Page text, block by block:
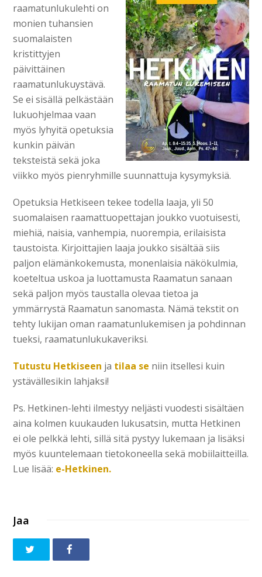
raamatunlukulehti on
monien tuhansien
suomalaisten
kristittyjen
päivittäinen
raamatunlukuystävä.
Se ei sisällä pelkästään
lukuohjelmaa vaan
myös lyhyitä opetuksia
kunkin päivän
teksteistä sekä joka
viikko myös pienryhmille suunnattuja kysymyksiä.
Opetuksia Hetkiseen tekee todella laaja, yli 50
suomalaisen raamattuopettajan joukko vuotuisesti,
miehiä, naisia, vanhempia, nuorempia, erilaisista
taustoista. Kirjoittajien laaja joukko sisältää siis
paljon elämänkokemusta, monenlaisia näkökulmia,
koeteltua uskoa ja luottamusta Raamatun sanaan
sekä paljon myös taustalla olevaa tietoa ja
ymmärrystä Raamatun sanomasta. Nämä tekstit on
tehty lukijan oman raamatunlukemisen ja pohdinnan
tueksi, raamatunlukukaveriksi.
Tutustu Hetkiseen ja tilaa se niin itsellesi kuin
ystävällesikin lahjaksi!
Ps. Hetkinen-lehti ilmestyy neljästi vuodesti sisältäen
aina kolmen kuukauden lukusatsin, mutta Hetkinen
ei ole pelkkä lehti, sillä sitä pystyy lukemaan ja lisäksi
myös kuuntelemaan tietokoneella sekä mobiilaitteilla.
Lue lisää: e-Hetkinen.
Jaa